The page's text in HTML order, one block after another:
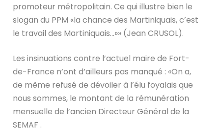
promoteur métropolitain. Ce qui illustre bien le
slogan du PPM «la chance des Martiniquais, c’est
le travail des Martiniquais…»» (Jean CRUSOL).
Les insinuations contre l’actuel maire de Fort-
de-France n’ont d’ailleurs pas manqué : «On a,
de même refusé de dévoiler à l’élu foyalais que
nous sommes, le montant de la rémunération
mensuelle de l’ancien Directeur Général de la
SEMAF .